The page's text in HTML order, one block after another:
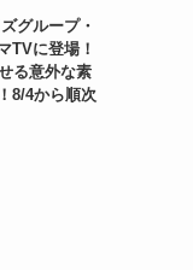
グループ・
TVに登場！
る意外な素
8/4から順次